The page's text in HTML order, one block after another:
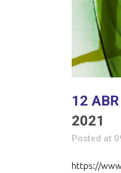
12 ABR
2021
Posted at
https://